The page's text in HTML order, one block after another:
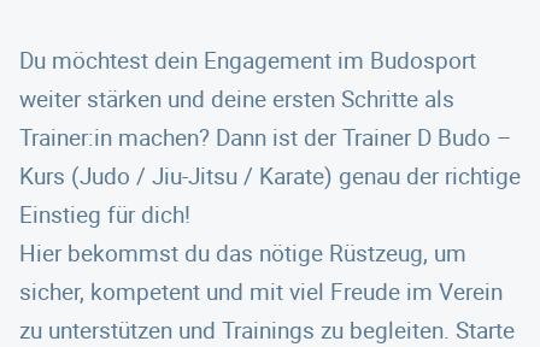
Du möchtest dein Engagement im Budosport
weiter stärken und deine ersten Schritte als
Trainer:in machen? Dann ist der Trainer D Budo –
Kurs (Judo / Jiu-Jitsu / Karate) genau der richtige
Einstieg für dich!
Hier bekommst du das nötige Rüstzeug, um
sicher, kompetent und mit viel Freude im Verein
zu unterstützen und Trainings zu begleiten. Starte